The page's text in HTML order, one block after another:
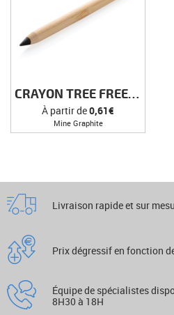
CRAYON TREE FREE INFINITY
À partir de0,61€
Mine Graphite
Livraison rapide et sur
Prix dégressif en fonction
Équipe de spécialistes
8H30 à 18H